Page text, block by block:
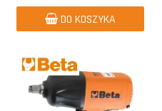
DO KOSZYKA